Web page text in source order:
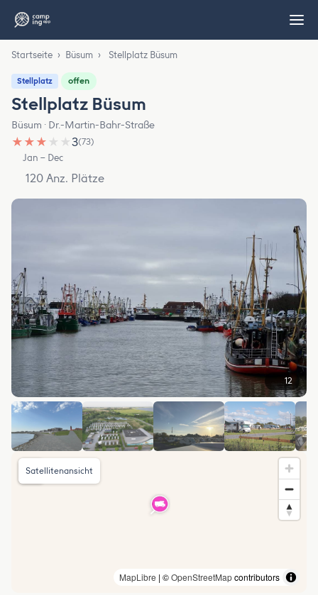
Startseite › Büsum › Stellplatz Büsum
Stellplatz offen
Stellplatz Büsum
Büsum · Dr.-Martin-Bahr-Straße
★ ★ ★ ★ ★3(73)
Jan – Dec
120 Anz. Plätze
12
MapLibre | ©OpenStreetMapcontributors
Satellitenansicht